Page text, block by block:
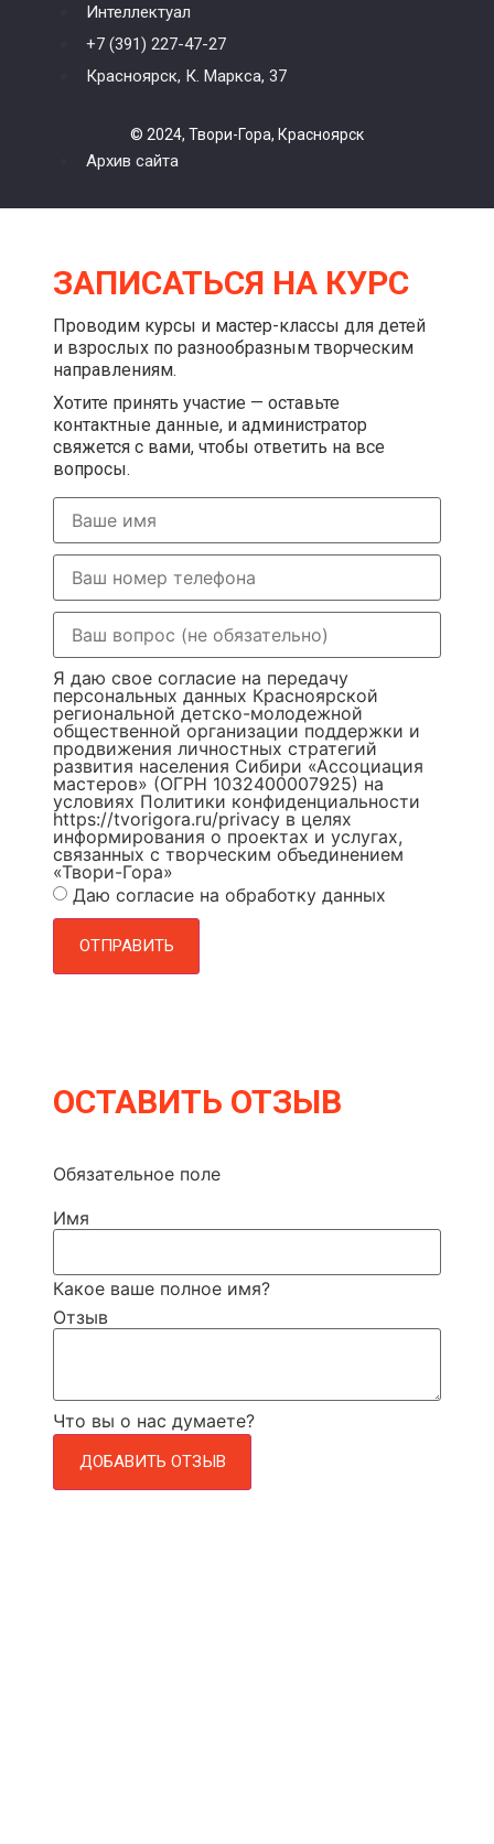
Интеллектуал
+7 (391) 227-47-27
Красноярск, К. Маркса, 37
© 2024, Твори-Гора, Красноярск
Архив сайта
ЗАПИСАТЬСЯ НА КУРС
Проводим курсы и мастер-классы для детей
и взрослых по разнообразным творческим
направлениям.
Хотите принять участие — оставьте
контактные данные, и администратор
свяжется с вами, чтобы ответить на все
вопросы.
Я даю свое согласие на передачу
персональных данных Красноярской
региональной детско-молодежной
общественной организации поддержки и
продвижения личностных стратегий
развития населения Сибири «Ассоциация
мастеров» (ОГРН 1032400007925) на
условиях Политики конфиденциальности
https://tvorigora.ru/privacy в целях
информирования о проектах и услугах,
связанных с творческим объединением
«Твори-Гора»
Даю согласие на обработку данных
ОТПРАВИТЬ
ОСТАВИТЬ ОТЗЫВ
Обязательное поле
Имя
Какое ваше полное имя?
Отзыв
Что вы о нас думаете?